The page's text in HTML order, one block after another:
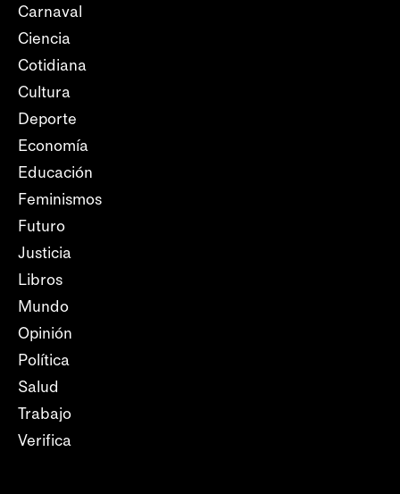
Carnaval
Ciencia
Cotidiana
Cultura
Deporte
Economía
Educación
Feminismos
Futuro
Justicia
Libros
Mundo
Opinión
Política
Salud
Trabajo
Verifica